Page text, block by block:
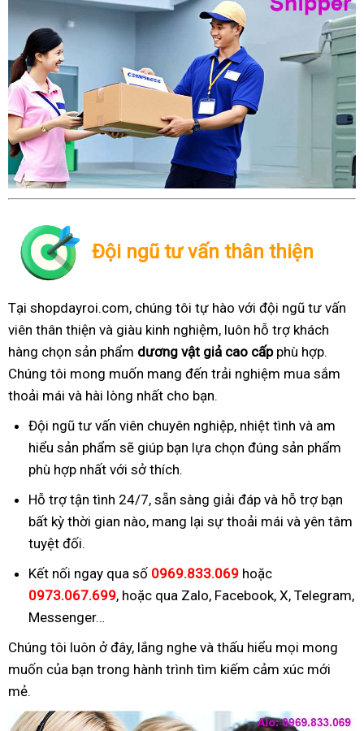
Đội ngũ tư vấn thân thiện
Tại shopdayroi.com, chúng tôi tự hào với đội ngũ tư vấn
viên thân thiện và giàu kinh nghiệm, luôn hỗ trợ khách
hàng chọn sản phẩm dương vật giả cao cấpphù hợp.
Chúng tôi mong muốn mang đến trải nghiệm mua sắm
thoải mái và hài lòng nhất cho bạn.
Đội ngũ tư vấn viên chuyên nghiệp, nhiệt tình và am
hiểu sản phẩm sẽ giúp bạn lựa chọn đúng sản phẩm
phù hợp nhất với sở thích.
Hỗ trợ tận tình 24/7, sẵn sàng giải đáp và hỗ trợ bạn
bất kỳ thời gian nào, mang lại sự thoải mái và yên tâm
tuyệt đối.
Kết nối ngay qua số 0969.833.069 hoặc
0973.067.699, hoặc qua Zalo, Facebook, X, Telegram,
Messenger…
Chúng tôi luôn ở đây, lắng nghe và thấu hiểu mọi mong
muốn của bạn trong hành trình tìm kiếm cảm xúc mới
mẻ.